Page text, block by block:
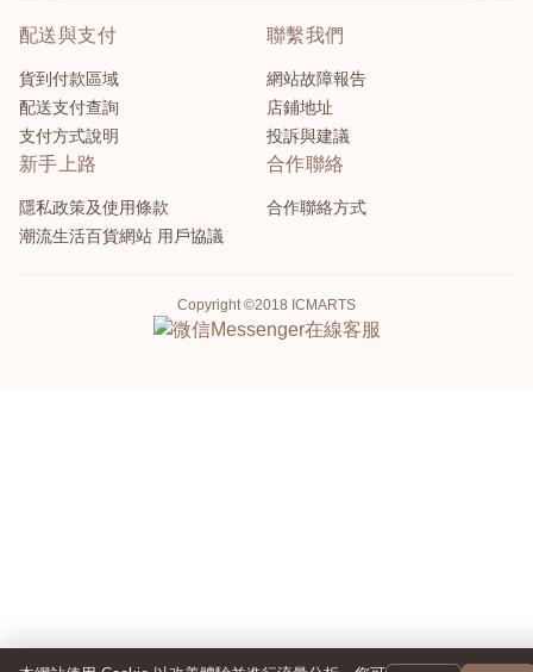
配送與支付
貨到付款區域
配送支付查詢
支付方式說明
聯繫我們
網站故障報告
店鋪地址
投訴與建議
新手上路
隱私政策及使用條款
潮流生活百貨網站 用戶協議
合作聯絡
合作聯絡方式
Copyright ©2018 ICMARTS
Messenger在線客服